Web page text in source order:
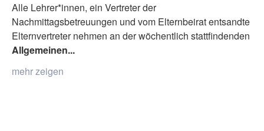
Alle Lehrer*innen, ein Vertreter der
Nachmittagsbetreuungen und vom Elternbeirat entsandte
Elternvertreter nehmen an der wöchentlich stattfindenden
Allgemeinen...
mehr zeigen